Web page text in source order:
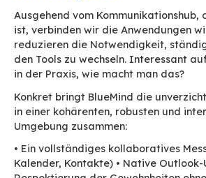
Projektdokumente,
Meetings. Und das aus
eine unvergleichliche
Standard, universell,
verfügbar…
Ausgehend von dieser
Zugang zur gesamten
täglich geöffnete Tool zu